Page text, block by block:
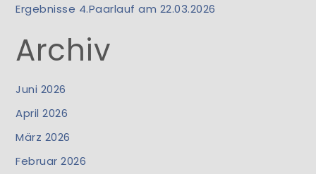
Ergebnisse 4.Paarlauf am 22.03.2026
Archiv
Juni 2026
April 2026
März 2026
Februar 2026